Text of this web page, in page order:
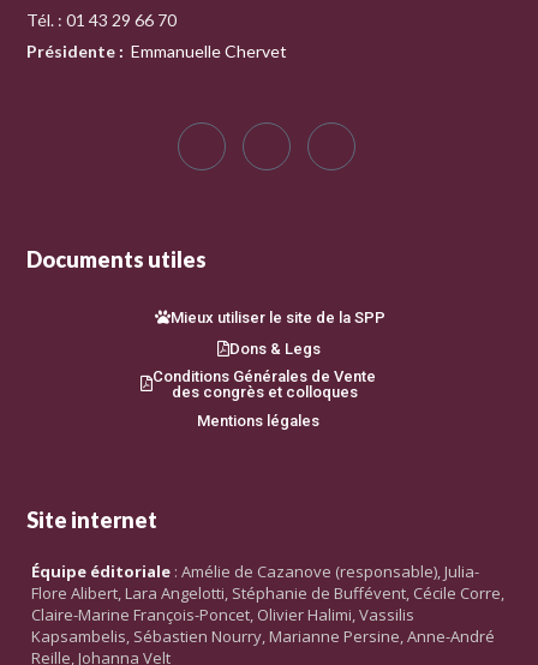
Tél. : 01 43 29 66 70
Présidente : Emmanuelle Chervet
Documents utiles
Mieux utiliser le site de la SPP
Dons & Legs
Conditions Générales de Vente
des congrès et colloques
Mentions légales
Site internet
Équipe éditoriale : Amélie de Cazanove (responsable), Julia-
Flore Alibert, Lara Angelotti, Stéphanie de Buffévent, Cécile Corre,
Claire-Marine François-Poncet, Olivier Halimi, Vassilis
Kapsambelis, Sébastien Nourry, Marianne Persine, Anne-André
Reille, Johanna Velt